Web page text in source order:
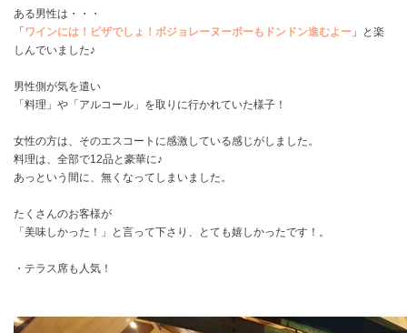
ある男性は・・・
「 ワインには！ピザでしょ！ボジョレーヌーボーもドンドン進むよー 」と楽
しんでいました♪
男性側が気を遣い
「料理」や「アルコール」を取りに行かれていた様子！
女性の方は、そのエスコートに感激している感じがしました。
料理は、全部で12品と豪華に♪
あっという間に、無くなってしまいました。
たくさんのお客様が
「美味しかった！」と言って下さり、とても嬉しかったです！。
・テラス席も人気！